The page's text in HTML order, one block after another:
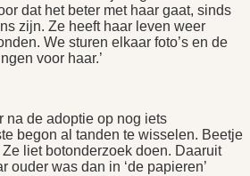
dat het beter met haar gaat, sinds
zijn. Ze heeft haar leven weer
We sturen elkaar foto’s en de
voor haar.’
na de adoptie op nog iets
begon al tanden te wisselen. Beetje
liet botonderzoek doen. Daaruit
ouder was dan in ‘de papieren’